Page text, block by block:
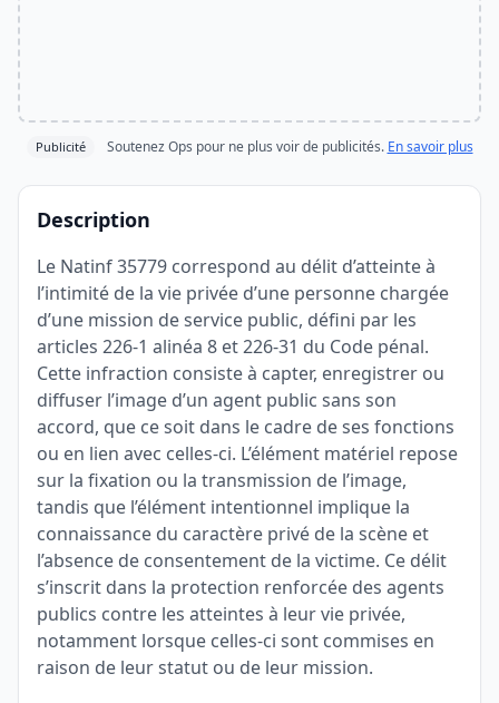
Publicité Soutenez Ops pour ne plus voir de publicités. En savoir plus
Description
Le Natinf 35779 correspond au délit d’atteinte à
l’intimité de la vie privée d’une personne chargée
d’une mission de service public, défini par les
articles 226-1 alinéa 8 et 226-31 du Code pénal.
Cette infraction consiste à capter, enregistrer ou
diffuser l’image d’un agent public sans son
accord, que ce soit dans le cadre de ses fonctions
ou en lien avec celles-ci. L’élément matériel repose
sur la fixation ou la transmission de l’image,
tandis que l’élément intentionnel implique la
connaissance du caractère privé de la scène et
l’absence de consentement de la victime. Ce délit
s’inscrit dans la protection renforcée des agents
publics contre les atteintes à leur vie privée,
notamment lorsque celles-ci sont commises en
raison de leur statut ou de leur mission.